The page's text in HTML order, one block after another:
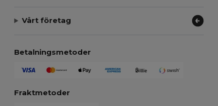
Vårt företag
Betalningsmetoder
Fraktmetoder